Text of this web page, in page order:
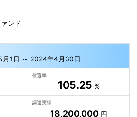
ンド
月1日 ～ 2024年4月30日
償還率
105.25 %
調達実績
18,200,000 円